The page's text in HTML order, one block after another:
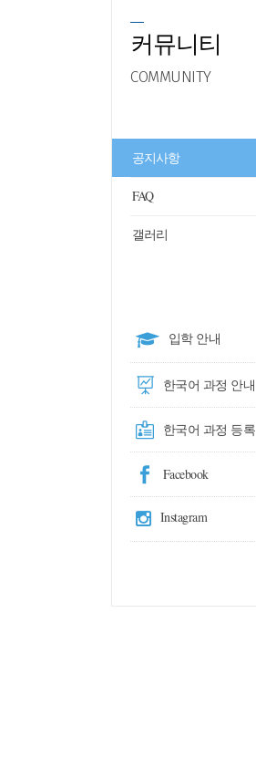
커뮤니티
COMMUNITY
공지사항
FAQ
갤러리
입학 안내
한국어 과정 안내
한국어 과정 등록
Facebook
Instagram